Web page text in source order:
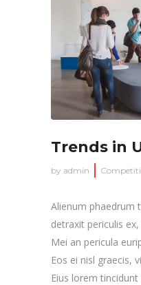
Trends in
by admin
Alienum phaedrum
detraxit periculis
Mei an pericula
Eos ei nisl graecis,
Eius lorem